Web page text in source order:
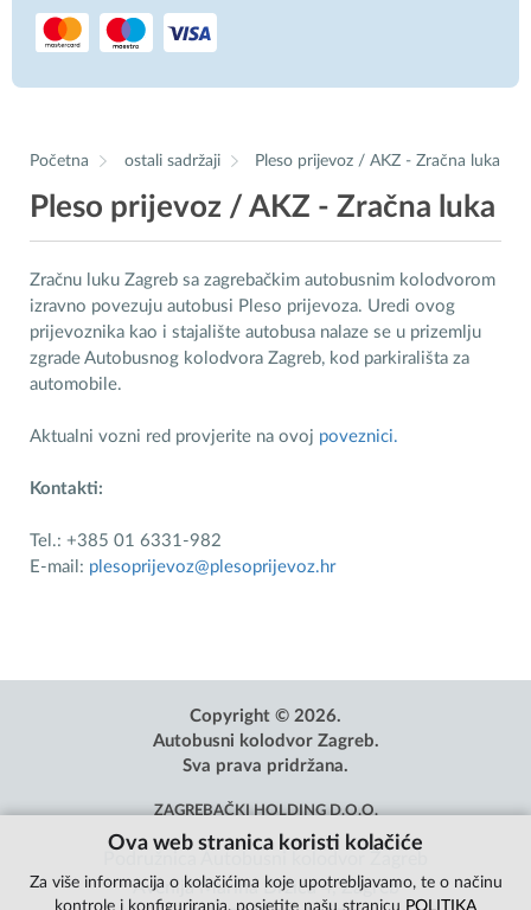
Početna ostali sadržaji Pleso prijevoz / AKZ - Zračna luka
Pleso prijevoz / AKZ - Zračna luka
Zračnu luku Zagreb sa zagrebačkim autobusnim kolodvorom
izravno povezuju autobusi Pleso prijevoza. Uredi ovog
prijevoznika kao i stajalište autobusa nalaze se u prizemlju
zgrade Autobusnog kolodvora Zagreb, kod parkirališta za
automobile.
Aktualni vozni red provjerite na ovoj poveznici.
Kontakti:
Tel.: +385 01 6331-982
E-mail: plesoprijevoz@plesoprijevoz.hr
Copyright © 2026.
Autobusni kolodvor Zagreb.
Sva prava pridržana.
ZAGREBAČKI HOLDING D.O.O.
Avenija Marina Držića 4, Zagreb
Ova web stranica koristi kolačiće
Za više informacija o kolačićima koje upotrebljavamo, te o načinu
kontrole i konfiguriranja, posjetite našu stranicu POLITIKA